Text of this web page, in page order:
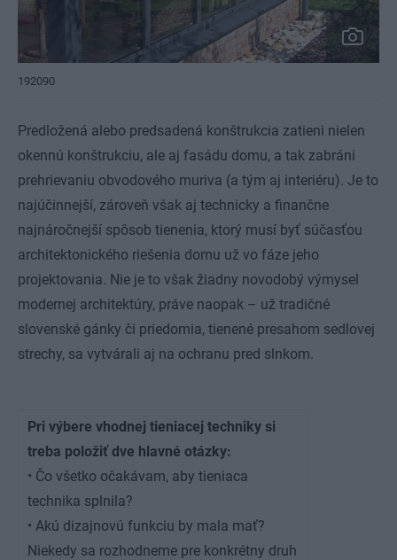
192090
Predložená alebo predsadená konštrukcia zatieni nielen
okennú konštrukciu, ale aj fasádu domu, a tak zabráni
prehrievaniu obvodového muriva (a tým aj interiéru). Je to
najúčinnejší, zároveň však aj technicky a finančne
najnáročnejší spôsob tienenia, ktorý musí byť súčasťou
architektonického riešenia domu už vo fáze jeho
projektovania. Nie je to však žiadny novodobý výmysel
modernej architektúry, práve naopak – už tradičné
slovenské gánky či priedomia, tienené presahom sedlovej
strechy, sa vytvárali aj na ochranu pred slnkom.
Pri výbere vhodnej tieniacej techniky si
treba položiť dve hlavné otázky:
• Čo všetko očakávam, aby tieniaca
technika splnila?
• Akú dizajnovú funkciu by mala mať?
Niekedy sa rozhodneme pre konkrétny druh